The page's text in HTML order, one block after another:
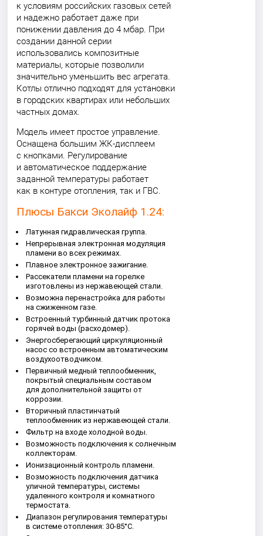
к условиям российских газовых сетей
и надежно работает даже при
понижении давления до 4 мбар. При
создании данной серии
использовались композитные
материалы, которые позволили
значительно уменьшить вес агрегата.
Котлы отлично подходят для установки
в городских квартирах или небольших
частных домах.
Модель имеет простое управление.
Оснащена большим ЖК-дисплеем
с кнопками. Регулирование
и автоматическое поддержание
заданной температуры работает
как в контуре отопления, так и ГВС.
Плюсы Бакси Эколайф 1.24:
Латунная гидравлическая группа.
Непрерывная электронная модуляция
пламени во всех режимах.
Плавное электронное зажигание.
Рассекатели пламени на горелке
изготовлены из нержавеющей стали.
Возможна перенастройка для работы
на сжиженном газе.
Встроенный турбинный датчик протока
горячей воды (расходомер).
Энергосберегающий циркуляционный
насос со встроенным автоматическим
воздухоотводчиком.
Первичный медный теплообменник,
покрытый специальным составом
для дополнительной защиты от
коррозии.
Вторичный пластинчатый
теплообменник из нержавеющей стали.
Фильтр на входе холодной воды.
Возможность подключения к солнечным
коллекторам.
Ионизационный контроль пламени.
Возможность подключения датчика
уличной температуры, системы
удаленного контроля и комнатного
термостата.
Диапазон регулирования температуры
в системе отопления: 30-85°С.